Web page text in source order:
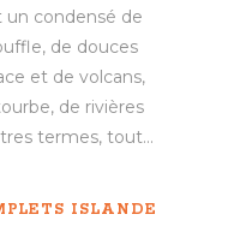
un condensé de
de douces
et de volcans,
de rivières
termes, tout...
ISLANDE